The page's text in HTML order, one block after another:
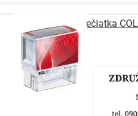
Pečiatka